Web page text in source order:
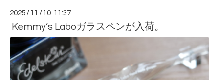
2025 / 11 / 10 11:37
Kemmy‘s Laboガラスペンが入荷。